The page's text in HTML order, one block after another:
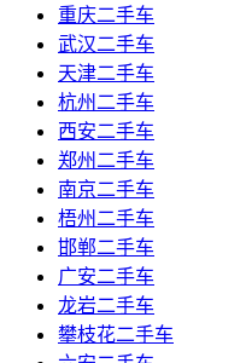
重庆二手车
武汉二手车
天津二手车
杭州二手车
西安二手车
郑州二手车
南京二手车
梧州二手车
邯郸二手车
广安二手车
龙岩二手车
攀枝花二手车